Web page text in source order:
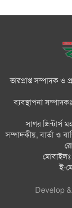
ভারপ্রাপ্ত সম্পাদক ও
ব্যবস্থাপনা
সাগর
সম্পাদকীয়, বার্তা ও
ই-
Develop